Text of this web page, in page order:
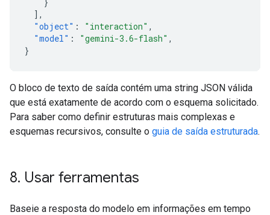
],
"object" : "interaction" ,
"model" : "gemini-3.6-flash" ,
}
O bloco de texto de saída contém uma string JSON válida
que está exatamente de acordo com o esquema solicitado.
Para saber como definir estruturas mais complexas e
esquemas recursivos, consulte o guia de saída estruturada.
8. Usar ferramentas
Baseie a resposta do modelo em informações em tempo